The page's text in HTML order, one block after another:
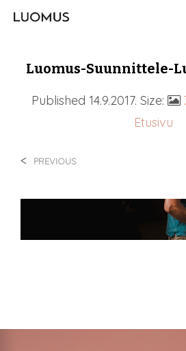
Luomus-Suunnittele-
Published 14.9.2017. Size:
Etusivu
< PREVIOUS